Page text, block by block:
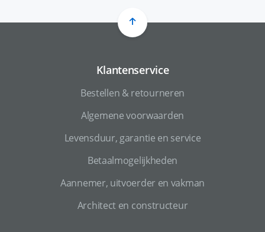
Klantenservice
Bestellen & retourneren
Algemene voorwaarden
Levensduur, garantie en service
Betaalmogelijkheden
Aannemer, uitvoerder en vakman
Architect en constructeur